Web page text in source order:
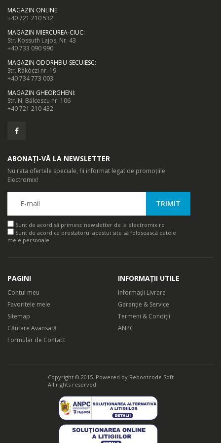
MAGAZIN ONLINE:
+40 721 210 532
MAGAZIN MIERCUREA-CIUC:
Str. Kossuth Lajos, Nr. 43
+40 733 090 990
MAGAZIN ODORHEIU-SECUIESC:
Str. Rákóczi nr. 19
+40 734 773 003
MAGAZIN GHEORGHENI:
Str. N. Bălcescu nr. 106
+40 721 210 432
ABONAȚI-VĂ LA NEWSLETTER
Nu rata ofertele speciale, fii informat legat de promoțiile
Electromix!
Sunt de acord să primesc newsletter de la electromix.ro
Sunt de acord ca prestatorul acestui site să folosească datele
mele personale.
PAGINI
Contul meu
Favoritele mele
Sitemap
Căutare Avansată
Formular de Contact
INFORMAȚII UTILE
Informații Livrare
Garanție & Service
Termeni & Condiții
ANPC
Copyright © 2015. Powered by Rebootcode Soft
All rights reserved.